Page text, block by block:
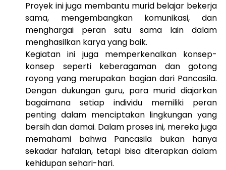
Proyek ini juga membantu murid belajar bekerja
sama, mengembangkan komunikasi, dan
menghargai peran satu sama lain dalam
menghasilkan karya yang baik.
Kegiatan ini juga memperkenalkan konsep-
konsep seperti keberagaman dan gotong
royong yang merupakan bagian dari Pancasila.
Dengan dukungan guru, para murid diajarkan
bagaimana setiap individu memiliki peran
penting dalam menciptakan lingkungan yang
bersih dan damai. Dalam proses ini, mereka juga
memahami bahwa Pancasila bukan hanya
sekadar hafalan, tetapi bisa diterapkan dalam
kehidupan sehari-hari.